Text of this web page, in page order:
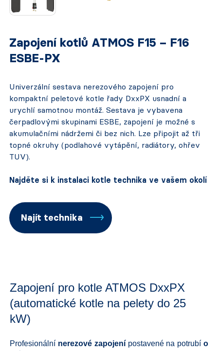
Zapojení kotlů ATMOS F15 – F16
ESBE-PX
Univerzální sestava nerezového zapojení pro
kompaktní peletové kotle řady DxxPX usnadní a
urychlí samotnou montáž. Sestava je vybavena
čerpadlovými skupinami ESBE, zapojení je možné s
akumulačními nádržemi či bez nich. Lze připojit až tři
topné okruhy (podlahové vytápění, radiátory, ohřev
TUV).
Najděte si k instalaci kotle technika ve vašem okolí
Najít technika
Zapojení pro kotle ATMOS DxxPX
(automatické kotle na pelety do 25
kW)
Profesionální nerezové zapojenípostavené na potrubío